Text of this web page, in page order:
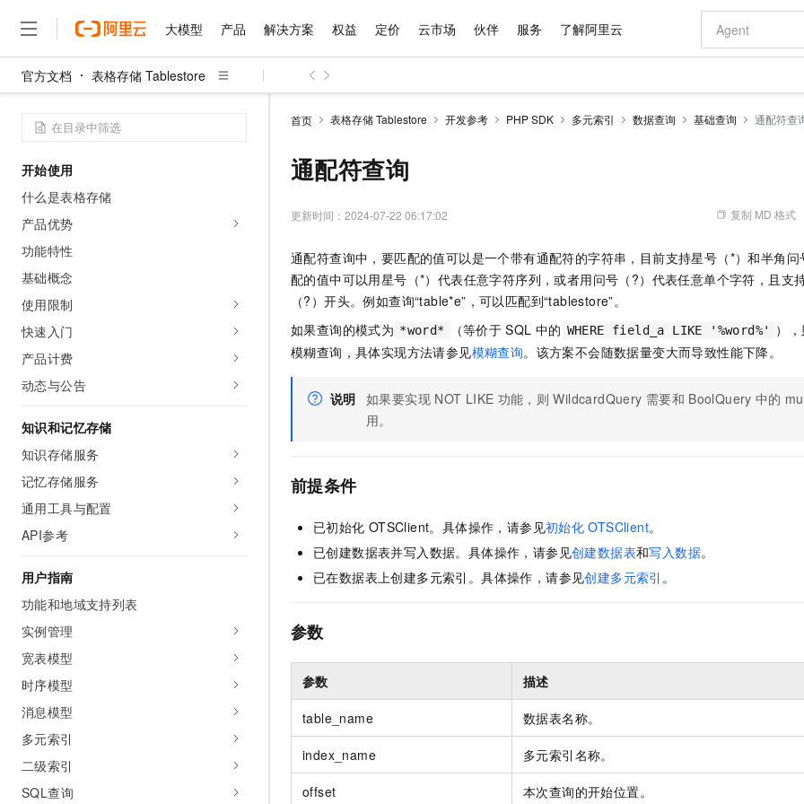
大模型 产品 解决方案 权益 定价 云市场 伙伴 服务 了解阿里云
官方文档 表格存储 Tablestore
开始使用
什么是表格存储
产品优势
功能特性
基础概念
使用限制
快速入门
产品计费
动态与公告
知识和记忆存储
知识存储服务
记忆存储服务
通用工具与配置
API参考
用户指南
功能和地域支持列表
实例管理
宽表模型
时序模型
消息模型
多元索引
二级索引
SQL查询
首页 表格存储 Tablestore 开发参考 PHP SDK 多元索引 数据查询 基础查询 通配符查
通配符查询
更新时间： 2024-07-22 06:17:02 复制 MD 格式
通配符查询中，要匹配的值可以是一个带有通配符的字符串，目前支持星号（*）和半角
配的值中可以用星号（*）代表任意字符序列，或者用问号（?）代表任意单个字符，且支
（?）开头。例如查询“table*e”，可以匹配到“tablestore”。
如果查询的模式为 *word* （等价于 SQL 中的 WHERE field_a LIKE '%word%'
）
模糊查询，具体实现方法请参见模糊查询。该方案不会随数据量变大而导致性能下降。
说明 如果要实现 NOT LIKE 功能，则 WildcardQuery 需要和 BoolQuery 中的
用。
前提条件
已初始化 OTSClient。具体操作，请参见初始化 OTSClient。
已创建数据表并写入数据。具体操作，请参见创建数据表和写入数据。
已在数据表上创建多元索引。具体操作，请参见创建多元索引 。
参数
参数 描述
table_name 数据表名称。
index_name 多元索引名称。
offset 本次查询的开始位置。
大模型
千问AI平台 大模型
Qwen3.8-Max HOT
智能体时代全能旗舰模型
Qwen3.7-Plus
能看、能想、能动手的多模态智能体模型
Qwen3-VL-Plus
视觉 Coding、空间感知、多模态思考等全面升级
Kimi-K3 NEW
Kimi 最新旗舰模型，长程编程与推理利器
Deepseek-v4-pro
旗舰 MoE 大模型，百万上下文与顶尖推理能力
1M上下文，专为长程任务能力而生
图生视频，流
Wan2.7-T2V
大模型服务
千问AI平台-Token Plan
个人版上线、团队版降价；千问3.8-Max首发发尝鲜
千问AI平台-模型体验
Happy 系列大模型
大模型服务平台百炼-应用模版
丰富多元化的应用模版和解决方案
大模型服务平台百炼-智能体
大模型解决方案
快速部署 Dify，高效搭建 AI 应用
依托云原生高可用架构,实现Dify私有化部署 用1%尺寸在特定领域达到大模型90%以上效果
产品
精选产品
计算
容器
存储
网络与CDN
安全
中间件
大数据计算
媒体服务
企业服务与云通信
域名与网站
终端用户计算
Serverless
开发工具
迁移与运维管理
精选产品
大模型服务与应用平台
多元化、高性能、安全可靠的大模型服务
无影云电脑
随时随地安全接入的云上超级电脑
云解析DNS
覆盖公网/内网、递归/权威、移动APP等全场景解析服务
云原生大数据计算服务 MaxCompute
面向分析的企业级SaaS模式云数据仓库
人工智能平台 PAI 大模型
一站式AI开发、训练和推理服务
Qoder CN
基于千问大模型等，支持代码智能生成、研发智能问答
容器服务 Kubernetes 版 ACK
Qoder
面向真实软件
云防火墙
解决方案
精选解决方案
互联网应用开发
大数据
安全
网络
可观测
上云与迁云
企业出海
精选解决方案
上传文档即自动完成翻译和格式还原
Hermes Agent，打造自进化智能体
自主进化，持久记忆，越用越聪明
快速拥有专属 OpenClaw
让AI从“聊天伙伴”进化为能干活的“数字员工”
5 分钟轻松部署专属 QwenPaw HOT
从聊天伙伴进化为能主动干活的本地数字员工
Claude Code + GStack 打造工程团队
安装技能 GStack，拥有专属 AI 工程团队
一键购买专属
高效搭建 AI
权益 普惠上云
云服务器38元/年起，超值低价云产品抢先购
推荐新用户得奖励，单订单最高返9万
云工开物
高校专属算力普惠，学生认证享300元代金券
免费试用
解决方案免费试用 新老同享
最高领取价值200元试用点，立即开启云上创新
产品新客免费试用，最长12个月
大模型ACA认证体验
助力企业全员 AI 认知与能力提升
AI 特惠
Token Plan 模型订阅计划 NEW
Qwen3.8-Max 首发尝鲜，限时加量 10 倍，夜间低至2折
千问办公，限时限量积分加倍
你的AI工作搭子，覆盖日常办公高频场景
万小智 AI 建站低至 15元/月
AI 场景体
从图文生成到
AI 广告创作
图文、视频一
0 代码专业建
AI 短剧/漫剧
定价 产品定价
了解云产品的定价详情
云上成本管理
管理和优化成本
价格计算器
自助选配和估算价格
配置报价
云市场 精选商城
多端小程序
观测云
Tuya 物联网平台阿里云版
蓝凌 OA
电子合同
行业生态解决方案
开发者生态解决方案
数据与 API
OCR 文字识别
发票查验
天气预报查询
快递物流查询
OA 办公系统
财税管理
400电话
基础软件
JAVA
操作系统
WordPress
Ubuntu
伙伴 成为销售伙伴
咨询伙伴
销售伙伴合作计划
无影生态合作计划
Salesforce On Alibaba Cloud
Consulting Partner 合作计划
AI 大模型销售与服务生态合作计划
成为产品伙伴 产品伙伴
云网络合作计
服务生态伙伴
服务 售前咨询
售后服务
自助服务
在线服务
工单服务
短信专区
企业增值服务
企业成长
服务实践
创新中心
阿里云认证
信息公告
官网公告
健康状态
了解阿里云 为什么选择阿里云
技术领先
分析师报告
研究报告与白皮书
天池大赛
AI 算法大赛
最佳实践
看见新力量
金融模力时刻
客户案例
市场活动
魔搭
魔搭
云工开物